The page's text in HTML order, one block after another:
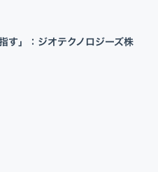
す」：ジオテクノロジーズ株